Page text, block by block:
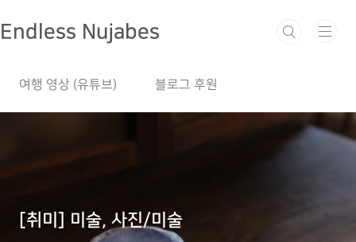
Endless Nujabes
여행 영상 (유튜브) 블로그 후원
[취미] 미술, 사진/미술